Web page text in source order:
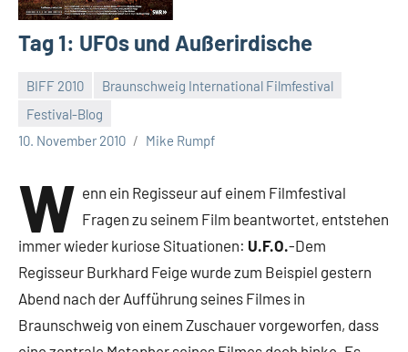
Tag 1: UFOs und Außerirdische
BIFF 2010
Braunschweig International Filmfestival
Festival-Blog
10. November 2010
Mike Rumpf
W enn ein Regisseur auf einem Filmfestival
Fragen zu seinem Film beantwortet, entstehen
immer wieder kuriose Situationen: U.F.O.-Dem
Regisseur Burkhard Feige wurde zum Beispiel gestern
Abend nach der Aufführung seines Filmes in
Braunschweig von einem Zuschauer vorgeworfen, dass